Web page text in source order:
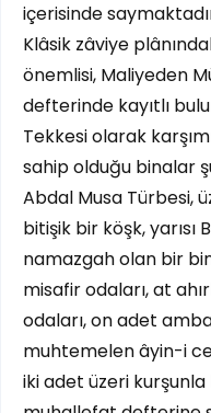
içerisinde
Klâsik zâviye
önemlisi, Maliyeden
defterinde kayıtlı
Tekkesi olarak
sahip olduğu binalar
Abdal Musa Türbesi,
bitişik bir köşk, yarısı
namazgah olan bir
misafir odaları, at
odaları, on adet
muhtemelen âyin-i
iki adet üzeri kurşunla